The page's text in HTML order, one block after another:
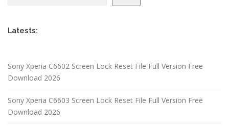
Latests:
Sony Xperia C6602 Screen Lock Reset File Full Version Free
Download 2026
Sony Xperia C6603 Screen Lock Reset File Full Version Free
Download 2026